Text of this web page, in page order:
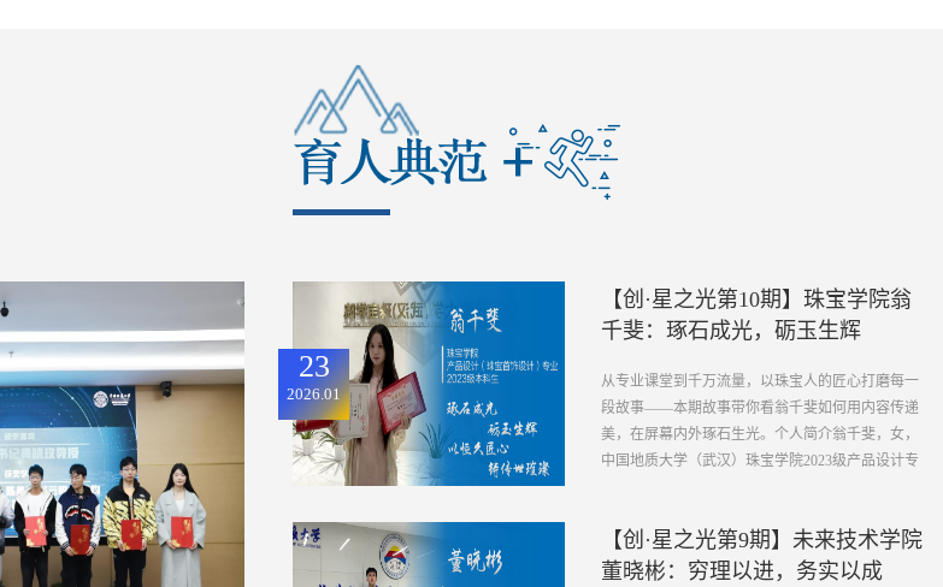
23
2026.01
【创·星之光第10期】珠宝学院翁
千斐：琢石成光，砺玉生辉
从专业课堂到千万流量，以珠宝人的匠心打磨每一
段故事——本期故事带你看翁千斐如何用内容传递
美，在屏幕内外琢石生光。个人简介翁千斐，女，
中国地质大学（武汉）珠宝学院2023级产品设计专
【创·星之光第9期】未来技术学院
董晓彬：穷理以进，务实以成